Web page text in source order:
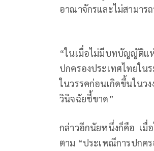
อาณาจักรและไม่สามาร
“ในเมื่อไม่มีบทบัญญัติแ
ปกครองประเทศไทยใ
ในวรรคก่อนเกิดขึ้นในว
วินิจฉัยชี้ขาด”
กล่าวอีกนัยหนึ่งก็คือ เมื่
ตาม “ประเพณีการปกค